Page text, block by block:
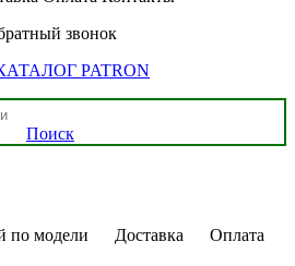
звонок
PATRON
Поиск
по модели Доставка Оплата